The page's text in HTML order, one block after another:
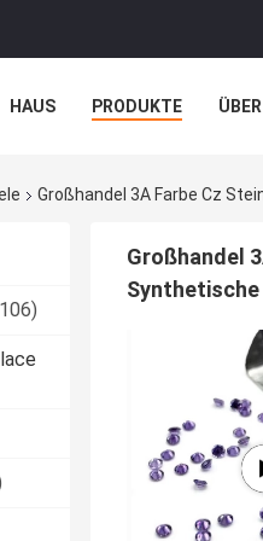
HAUS PRODUKTE
Großhandel 3A Farbe Cz
Großhandel